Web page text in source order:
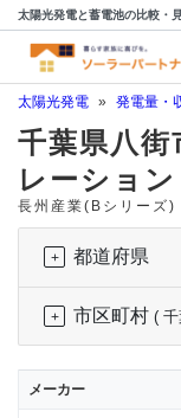
太陽光発電と蓄電池の比較・
太陽光発電 » 発電量・
千葉県八街
レーション
長州産業(Bシリーズ
都道府県
市区町村 (
メーカー